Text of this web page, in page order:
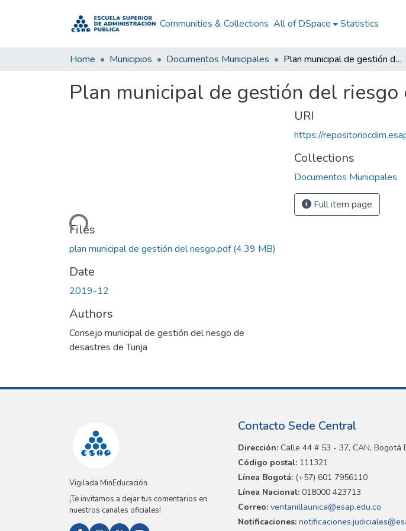
Communities & Collections All of DSpace Statistics
Home Municipios Documentos Municipales Plan municipal de gestión del riesgo de desastres
Plan municipal de gestión del riesgo
Loading...
Files
plan municipal de gestión del riesgo.pdf(4.39 MB)
Date
2019-12
Authors
Consejo municipal de gestión del riesgo de
desastres de Tunja
URI
https://
Collections
Documentos Municipales
Full item page
Vigilada MinEducación
¡Te invitamos a dejar tus comentarios en
nuestros canales oficiales!
Contacto Sede Central
Dirección: Calle 44 # 53 - 37, CAN, Bogotá
Código postal: 111321
Línea Bogotá: (+57) 601 7956110
Línea Nacional: 018000 423713
Correo: ventanillaunica@esap.edu.co
Notificaciones: